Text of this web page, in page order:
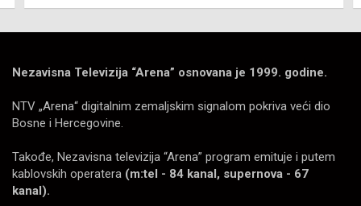
Nezavisna Televizija “Arena” osnovana je 1999. godine.
NTV „Arena“ digitalnim zemaljskim signalom pokriva veći dio
Bosne i Hercegovine.
Takođe, Nezavisna televizija “Arena” program emituje i putem
kablovskih operatera (m:tel - 84 kanal, supernova - 67
kanal).